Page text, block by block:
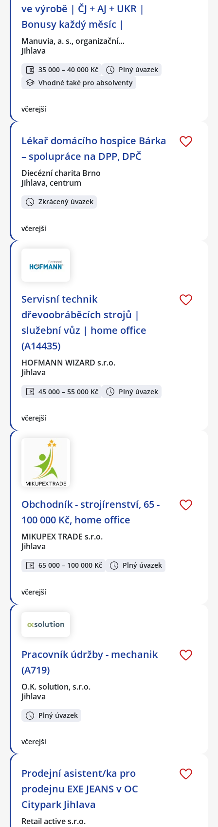
ve výrobě | ČJ + AJ + UKR |
Bonusy každý měsíc |
Manuvia, a. s., organizační…
Jihlava
35 000 – 40 000 Kč
Plný úvazek
Vhodné také pro absolventy
včerejší
Lékař domácího hospice Bárka
– spolupráce na DPP, DPČ
Diecézní charita Brno
Jihlava, centrum
Zkrácený úvazek
včerejší
️Servisní technik
dřevoobráběcích strojů |
služební vůz | home office
(A14435)
HOFMANN WIZARD s.r.o.
Jihlava
45 000 – 55 000 Kč Plný úvazek
včerejší
Obchodník - strojírenství, 65 -
100 000 Kč, home office
MIKUPEX TRADE s.r.o.
Jihlava
65 000 – 100 000 Kč Plný úvazek
včerejší
Pracovník údržby - mechanik
(A719)
O.K. solution, s.r.o.
Jihlava
Plný úvazek
včerejší
Prodejní asistent/ka pro
prodejnu EXE JEANS v OC
Citypark Jihlava
Retail active s.r.o.